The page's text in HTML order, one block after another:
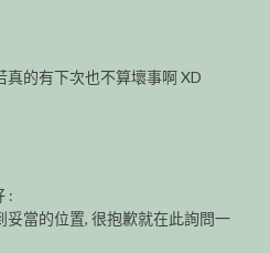
真的有下次也不算壞事啊 XD
:
妥當的位置, 很抱歉就在此詢問一